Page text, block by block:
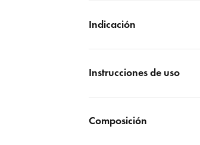
Indicación
Instrucciones de uso
Composición